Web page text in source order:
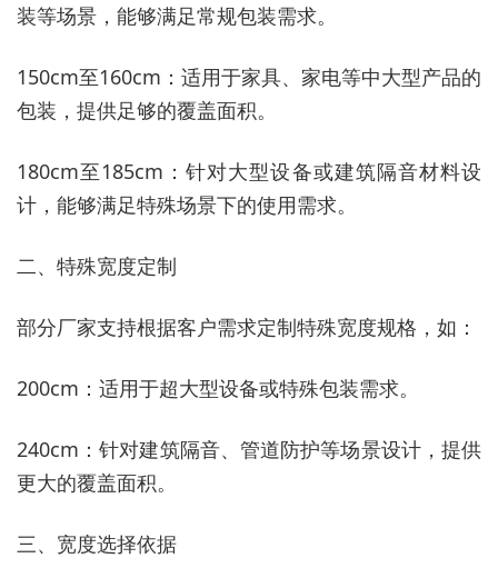
装等场景，能够满足常规包装需求。
150cm至160cm：适用于家具、家电等中大型产品的
包装，提供足够的覆盖面积。
180cm至185cm：针对大型设备或建筑隔音材料设
计，能够满足特殊场景下的使用需求。
二、特殊宽度定制
部分厂家支持根据客户需求定制特殊宽度规格，如：
200cm：适用于超大型设备或特殊包装需求。
240cm：针对建筑隔音、管道防护等场景设计，提供
更大的覆盖面积。
三、宽度选择依据